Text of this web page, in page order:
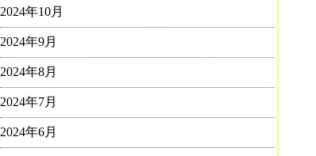
2024年10月
2024年9月
2024年8月
2024年7月
2024年6月